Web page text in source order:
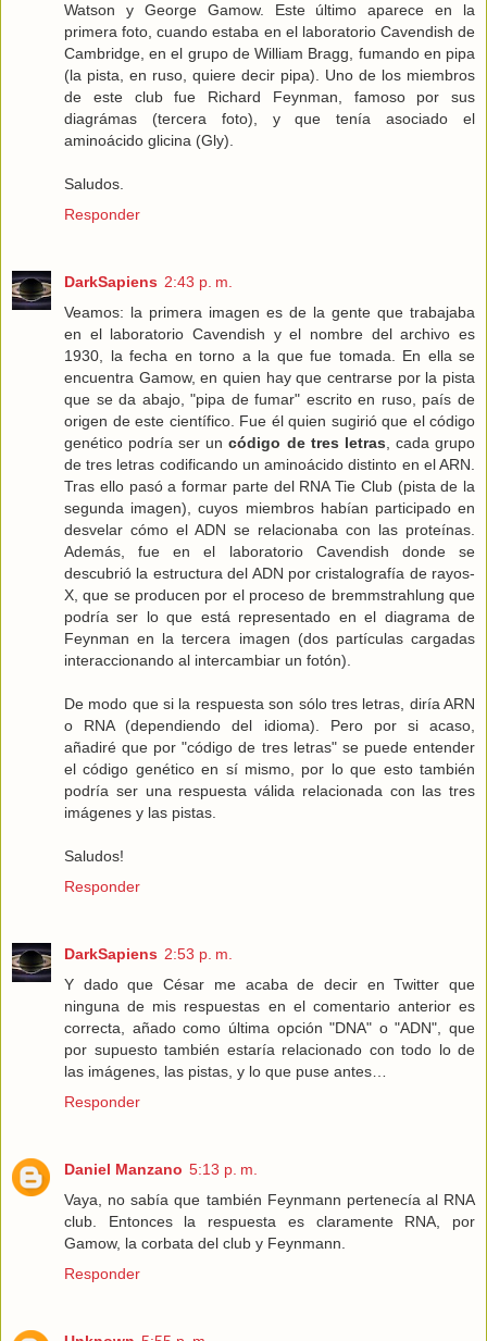
Watson y George Gamow. Este último aparece en la
primera foto, cuando estaba en el laboratorio Cavendish de
Cambridge, en el grupo de William Bragg, fumando en pipa
(la pista, en ruso, quiere decir pipa). Uno de los miembros
de este club fue Richard Feynman, famoso por sus
diagrámas (tercera foto), y que tenía asociado el
aminoácido glicina (Gly).
Saludos.
Responder
DarkSapiens 2:43 p. m.
Veamos: la primera imagen es de la gente que trabajaba
en el laboratorio Cavendish y el nombre del archivo es
1930, la fecha en torno a la que fue tomada. En ella se
encuentra Gamow, en quien hay que centrarse por la pista
que se da abajo, "pipa de fumar" escrito en ruso, país de
origen de este científico. Fue él quien sugirió que el código
genético podría ser uncódigo de tres letras , cada grupo
de tres letras codificando un aminoácido distinto en el ARN.
Tras ello pasó a formar parte del RNA Tie Club (pista de la
segunda imagen), cuyos miembros habían participado en
desvelar cómo el ADN se relacionaba con las proteínas.
Además, fue en el laboratorio Cavendish donde se
descubrió la estructura del ADN por cristalografía de rayos-
X, que se producen por el proceso de bremmstrahlung que
podría ser lo que está representado en el diagrama de
Feynman en la tercera imagen (dos partículas cargadas
interaccionando al intercambiar un fotón).
De modo que si la respuesta son sólo tres letras, diría ARN
o RNA (dependiendo del idioma). Pero por si acaso,
añadiré que por "código de tres letras" se puede entender
el código genético en sí mismo, por lo que esto también
podría ser una respuesta válida relacionada con las tres
imágenes y las pistas.
Saludos!
Responder
DarkSapiens 2:53 p. m.
Y dado que César me acaba de decir en Twitter que
ninguna de mis respuestas en el comentario anterior es
correcta, añado como última opción "DNA" o "ADN", que
por supuesto también estaría relacionado con todo lo de
las imágenes, las pistas, y lo que puse antes…
Responder
Daniel Manzano 5:13 p. m.
Vaya, no sabía que también Feynmann pertenecía al RNA
club. Entonces la respuesta es claramente RNA, por
Gamow, la corbata del club y Feynmann.
Responder